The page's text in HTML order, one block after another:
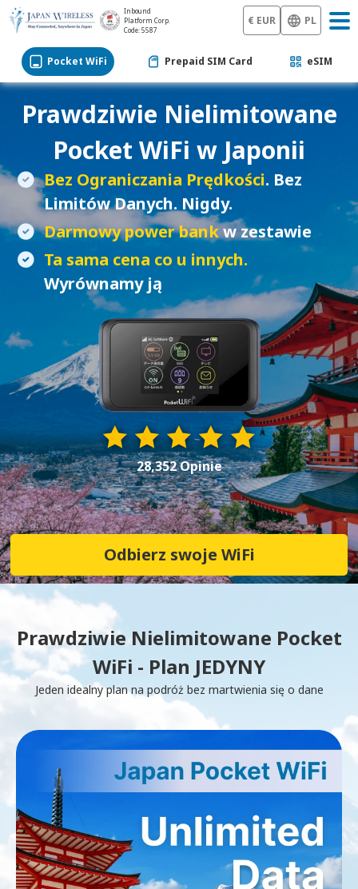
Inbound
Platform Corp.
Code: 5587
€ EUR PL
Pocket WiFi Prepaid SIM Card eSIM
Prawdziwie Nielimitowane
Pocket WiFi w Japonii
Bez Ograniczania Prędkości. Bez
Limitów Danych. Nigdy.
Darmowy power bankw zestawie
Ta sama cena co u innych.
Wyrównamy ją
28,352 Opinie
Odbierz swoje WiFi
Prawdziwie Nielimitowane Pocket
WiFi - Plan JEDYNY
Jeden idealny plan na podróż bez martwienia się o dane